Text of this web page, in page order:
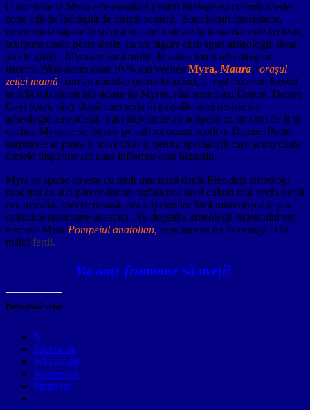
O excursie la Myra este esențială pentru înțelegerea culturii acestei
zone atât de îndrăgită de turiștii români. Sunt locuri interesante,
mormintele săpate în stâncă nu sunt unicate în lume dar cele lyciene,
sculptate unele peste altele, ca un fagure cum spun arheologii, doar
aici le găsiți. Myra are încă multe de arătat lumii arheologilor
istorici. Până acum doar 10 % din vechea Myra, Maura/orașul
zeiței mamă cum au numit-o primii locuitori, a fost excavat. Restul
se află sub aluviunile aduse de Myros, râul numit azi Demre, Demre
Çayı (çayı, râu), după cum scria în paginile unei reviste de
arheologie americană, căci aluviunile au acoperit cu un strat de 8 m
vechea Myra ce se întinde pe sub tot orașul modern Demre. Poate
surprizele ar putea fi mari chiar și pentru specialiștii care acum caută
urmele dispărute ale unui înfloritor oraș bizantin.
Myra se spune că este cu mult mai mică decât Efes deși arheologi
moderni au altă părere dar are strălucirea unei culturi mai vechi decât
cea romană, spectaculoasă, cea a lycienilor încă misterioși dar și a
culturilor anterioare acestora. Nu degeaba arheologii mileniului trei
numesc Myra Pompeiul anatolian, oraș ascuns nu în cenușă ci în
mâlul fertil.
Vacanțe frumoase să aveți!
Partajează asta:
X
Facebook
WhatsApp
Imprimare
Pinterest